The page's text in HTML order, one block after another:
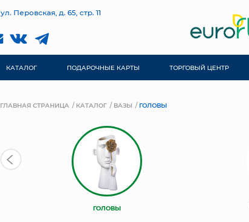
ул. Перовская, д. 65, стр. 11
КАТАЛОГ ПОДАРОЧНЫЕ КАРТЫ ТОРГОВЫЙ ЦЕНТР
ГЛАВНАЯ СТРАНИЦА КАТАЛОГ ВАЗЫ ГОЛОВЫ
ГОЛОВЫ